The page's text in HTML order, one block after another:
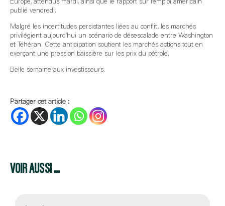
publié vendredi.
Malgré les incertitudes persistantes liées au conflit, les marchés
privilégient aujourd’hui un scénario de désescalade entre Washington
et Téhéran. Cette anticipation soutient les marchés actions tout en
exerçant une pression baissière sur les prix du pétrole.
Belle semaine aux investisseurs.
Partager cet article :
VOIR AUSSI ...